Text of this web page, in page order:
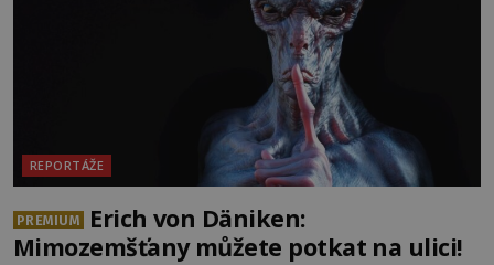
REPORTÁŽE
PREMIUM
Erich von Däniken:
Mimozemšťany můžete potkat na ulici!